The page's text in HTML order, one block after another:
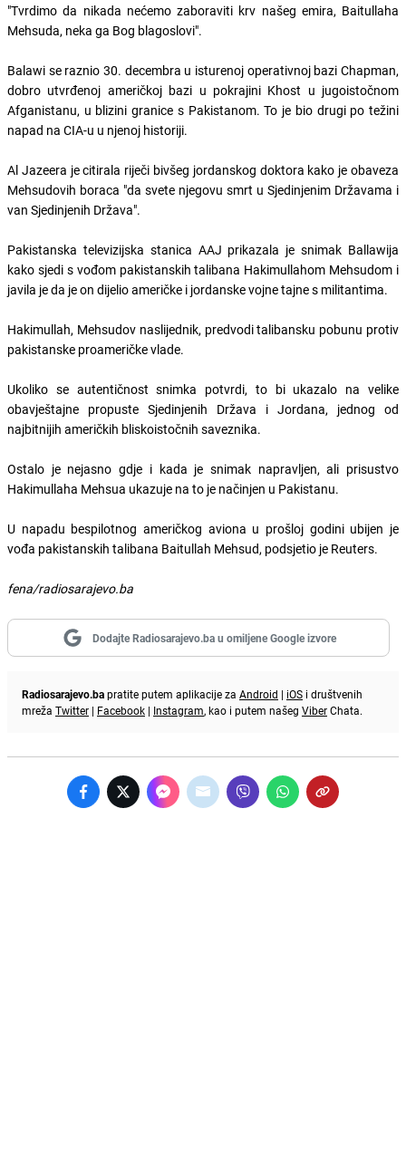
"Tvrdimo da nikada nećemo zaboraviti krv našeg emira, Baitullaha
Mehsuda, neka ga Bog blagoslovi".
Balawi se raznio 30. decembra u isturenoj operativnoj bazi Chapman,
dobro utvrđenoj američkoj bazi u pokrajini Khost u jugoistočnom
Afganistanu, u blizini granice s Pakistanom. To je bio drugi po težini
napad na CIA-u u njenoj historiji.
Al Jazeera je citirala riječi bivšeg jordanskog doktora kako je obaveza
Mehsudovih boraca "da svete njegovu smrt u Sjedinjenim Državama i
van Sjedinjenih Država".
Pakistanska televizijska stanica AAJ prikazala je snimak Ballawija
kako sjedi s vođom pakistanskih talibana Hakimullahom Mehsudom i
javila je da je on dijelio američke i jordanske vojne tajne s militantima.
Hakimullah, Mehsudov naslijednik, predvodi talibansku pobunu protiv
pakistanske proameričke vlade.
Ukoliko se autentičnost snimka potvrdi, to bi ukazalo na velike
obavještajne propuste Sjedinjenih Država i Jordana, jednog od
najbitnijih američkih bliskoistočnih saveznika.
Ostalo je nejasno gdje i kada je snimak napravljen, ali prisustvo
Hakimullaha Mehsua ukazuje na to je načinjen u Pakistanu.
U napadu bespilotnog američkog aviona u prošloj godini ubijen je
vođa pakistanskih talibana Baitullah Mehsud, podsjetio je Reuters.
fena/radiosarajevo.ba
Dodajte Radiosarajevo.ba u omiljene Google izvore
Radiosarajevo.bapratite putem aplikacije za Android | iOS i društvenih
mreža Twitter | Facebook | Instagram, kao i putem našeg ViberChata.